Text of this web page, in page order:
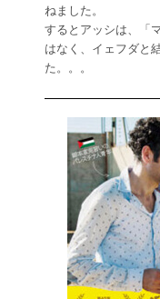
ねました。
するとアッシは、「
はなく、イェフダと
た。。。